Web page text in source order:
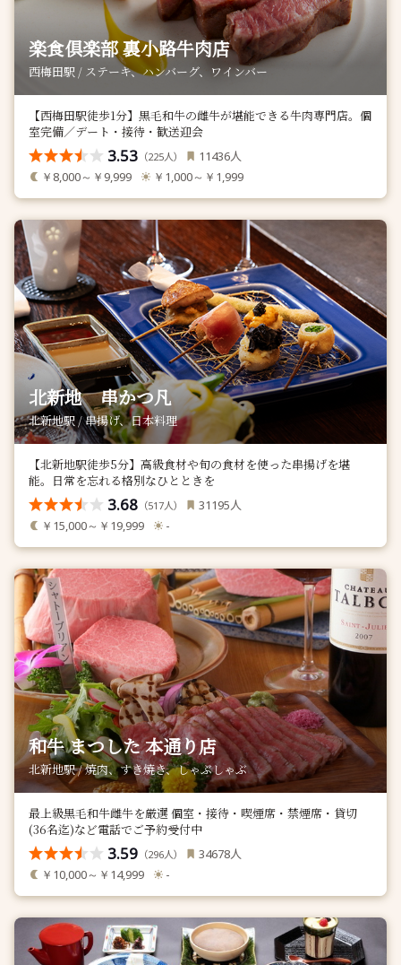
楽食倶楽部 裏小路牛肉店
西梅田駅 / ステーキ、ハンバーグ、ワインバー
【西梅田駅徒歩1分】黒毛和牛の雌牛が堪能できる牛肉専門店。個
室完備／デート・接待・歓送迎会
3.53 （225人） 11436人
￥8,000～￥9,999 ￥1,000～￥1,999
北新地 串かつ凡
北新地駅 / 串揚げ、日本料理
【北新地駅徒歩5分】高級食材や旬の食材を使った串揚げを堪
能。日常を忘れる格別なひとときを
3.68 （517人） 31195人
￥15,000～￥19,999 -
和牛 まつした 本通り店
北新地駅 / 焼肉、すき焼き、しゃぶしゃぶ
最上級黒毛和牛雌牛を厳選 個室・接待・喫煙席・禁煙席・貸切
(36名迄)など電話でご予約受付中
3.59 （296人） 34678人
￥10,000～￥14,999 -